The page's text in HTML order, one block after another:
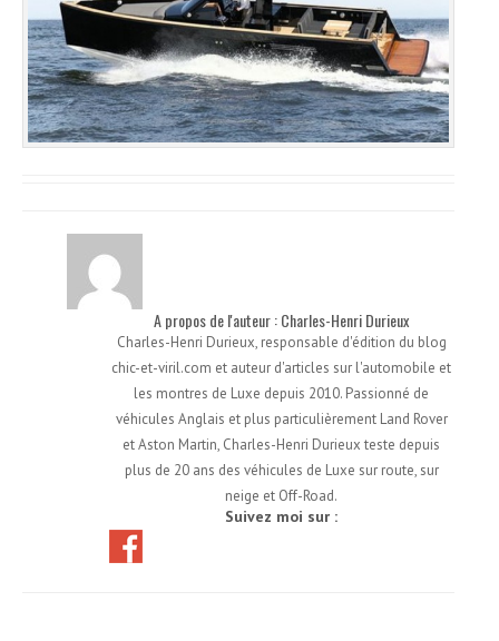
A propos de l'auteur : Charles-Henri Durieux
Charles-Henri Durieux, responsable d'édition du blog
chic-et-viril.com et auteur d'articles sur l'automobile et
les montres de Luxe depuis 2010. Passionné de
véhicules Anglais et plus particulièrement Land Rover
et Aston Martin, Charles-Henri Durieux teste depuis
plus de 20 ans des véhicules de Luxe sur route, sur
neige et Off-Road.
Suivez moi sur :